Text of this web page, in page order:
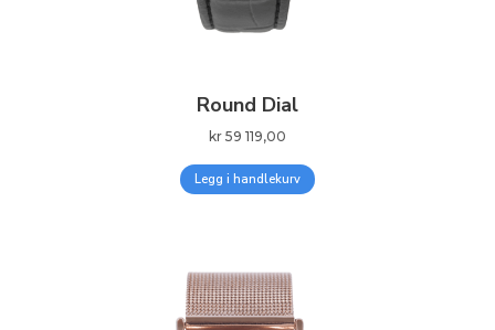
Round Dial
kr 59 119,00
Legg i handlekurv